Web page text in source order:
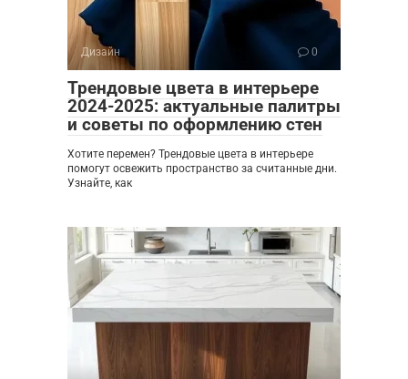
Дизайн 0
Трендовые цвета в интерьере
2024-2025: актуальные палитры
и советы по оформлению стен
Хотите перемен? Трендовые цвета в интерьере
помогут освежить пространство за считанные дни.
Узнайте, как